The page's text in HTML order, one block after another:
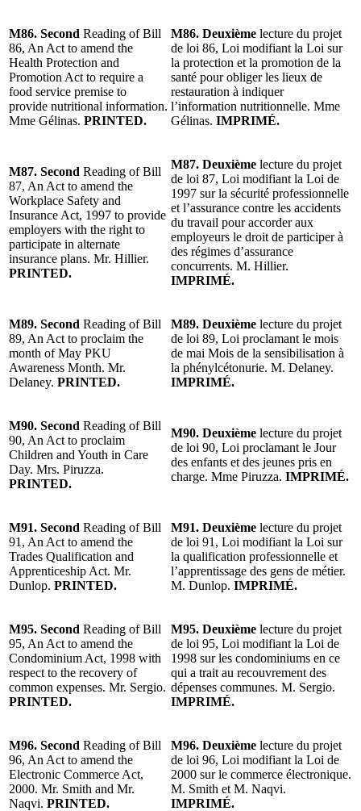
M86. Second Reading of Bill
86, An Act to amend the
Health Protection and
Promotion Act to require a
food service premise to
provide nutritional information.
Mme Gélinas. PRINTED.
M86. Deuxième lecture du projet
de loi 86, Loi modifiant la Loi sur
la protection et la promotion de la
santé pour obliger les lieux de
restauration à indiquer
l’information nutritionnelle. Mme
Gélinas. IMPRIMÉ.
M87. Second Reading of Bill
87, An Act to amend the
Workplace Safety and
Insurance Act, 1997 to provide
employers with the right to
participate in alternate
insurance plans. Mr. Hillier.
PRINTED.
M87. Deuxième lecture du projet
de loi 87, Loi modifiant la Loi de
1997 sur la sécurité professionnelle
et l’assurance contre les accidents
du travail pour accorder aux
employeurs le droit de participer à
des régimes d’assurance
concurrents. M. Hillier.
IMPRIMÉ.
M89. Second Reading of Bill
89, An Act to proclaim the
month of May PKU
Awareness Month. Mr.
Delaney. PRINTED.
M89. Deuxième lecture du projet
de loi 89, Loi proclamant le mois
de mai Mois de la sensibilisation à
la phénylcétonurie. M. Delaney.
IMPRIMÉ.
M90. Second Reading of Bill
90, An Act to proclaim
Children and Youth in Care
Day. Mrs. Piruzza.
PRINTED.
M90. Deuxième lecture du projet
de loi 90, Loi proclamant le Jour
des enfants et des jeunes pris en
charge. Mme Piruzza. IMPRIMÉ.
M91. Second Reading of Bill
91, An Act to amend the
Trades Qualification and
Apprenticeship Act. Mr.
Dunlop. PRINTED.
M91. Deuxième lecture du projet
de loi 91, Loi modifiant la Loi sur
la qualification professionnelle et
l’apprentissage des gens de métier.
M. Dunlop. IMPRIMÉ.
M95. Second Reading of Bill
95, An Act to amend the
Condominium Act, 1998 with
respect to the recovery of
common expenses. Mr. Sergio.
PRINTED.
M95. Deuxième lecture du projet
de loi 95, Loi modifiant la Loi de
1998 sur les condominiums en ce
qui a trait au recouvrement des
dépenses communes. M. Sergio.
IMPRIMÉ.
M96. Second Reading of Bill
96, An Act to amend the
Electronic Commerce Act,
2000. Mr. Smith and Mr.
Naqvi. PRINTED.
M96. Deuxième lecture du projet
de loi 96, Loi modifiant la Loi de
2000 sur le commerce électronique.
M. Smith et M. Naqvi.
IMPRIMÉ.